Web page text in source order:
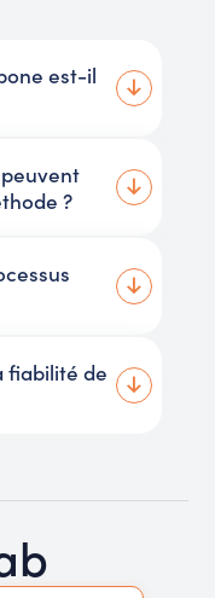
est-il
?
fiabilité de